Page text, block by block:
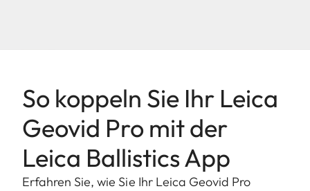
So koppeln Sie Ihr Leica
Geovid Pro mit der
Leica Ballistics App
Erfahren Sie, wie Sie Ihr Leica Geovid Pro